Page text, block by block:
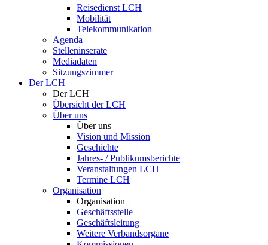
Reisedienst LCH
Mobilität
Telekommunikation
Agenda
Stelleninserate
Mediadaten
Sitzungszimmer
Der LCH
Der LCH
Übersicht der LCH
Über uns
Über uns
Vision und Mission
Geschichte
Jahres- / Publikumsberichte
Veranstaltungen LCH
Termine LCH
Organisation
Organisation
Geschäftsstelle
Geschäftsleitung
Weitere Verbandsorgane